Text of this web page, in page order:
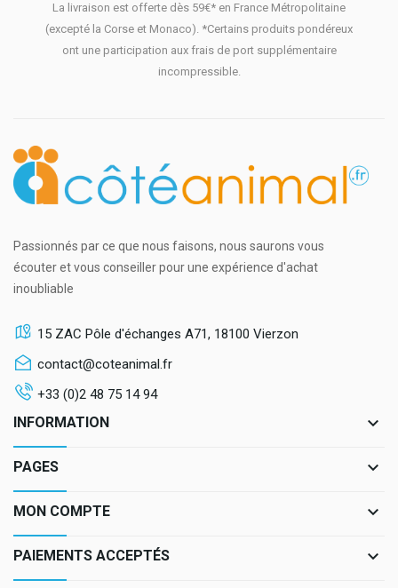
La livraison est offerte dès 59€* en France Métropolitaine
(excepté la Corse et Monaco). *Certains produits pondéreux
ont une participation aux frais de port supplémentaire
incompressible.
Passionnés par ce que nous faisons, nous saurons vous
écouter et vous conseiller pour une expérience d'achat
inoubliable
15 ZAC Pôle d'échanges A71, 18100 Vierzon
contact@coteanimal.fr
+33 (0)2 48 75 14 94
INFORMATION keyboard_arrow_down
PAGES keyboard_arrow_down
MON COMPTE keyboard_arrow_down
PAIEMENTS ACCEPTÉS keyboard_arrow_down